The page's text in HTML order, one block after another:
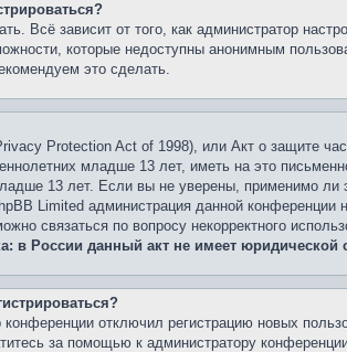
Всё зависит от того, как администратор
которые недоступны анонимным
это сделать.
Protection Act of 1998), или Акт о защите
младше 13 лет, иметь на это
13 лет. Если вы не уверены, применимо ли
Limited администрация данной
связаться по вопросу некорректного
в России данный акт не имеет юридической
отключил регистрацию новых
за помощью к администратору